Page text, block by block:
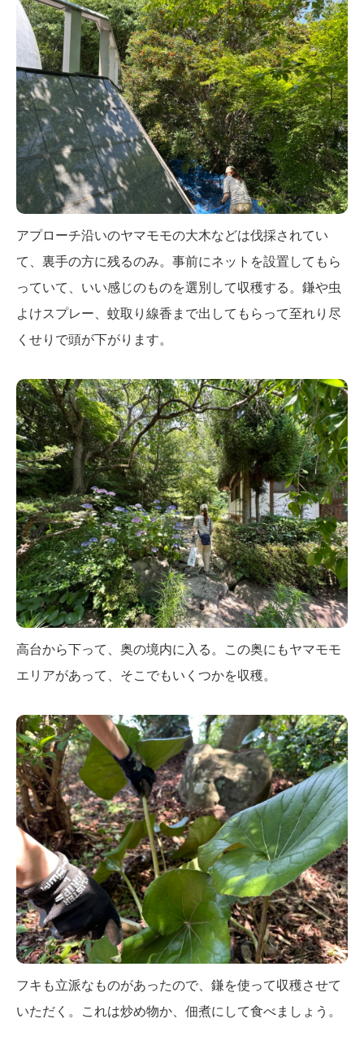
アプローチ沿いのヤマモモの大木などは伐採されてい
て、裏手の方に残るのみ。事前にネットを設置してもら
っていて、いい感じのものを選別して収穫する。鎌や虫
よけスプレー、蚊取り線香まで出してもらって至れり尽
くせりで頭が下がります。
高台から下って、奥の境内に入る。この奥にもヤマモモ
エリアがあって、そこでもいくつかを収穫。
フキも立派なものがあったので、鎌を使って収穫させて
いただく。これは炒め物か、佃煮にして食べましょう。